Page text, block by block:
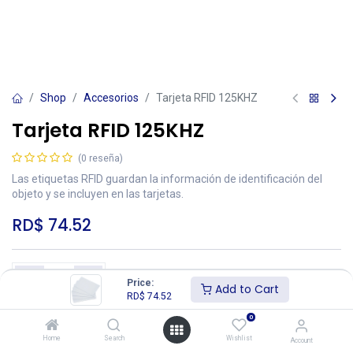
Price:
RD$ 74.52 Add to Cart
Home Search
0
Wishlist Account
Shop Accesorios Tarjeta RFID 125KHZ
Tarjeta RFID 125KHZ
(0 reseña)
Las etiquetas RFID guardan la información de identificación del
objeto y se incluyen en las tarjetas.
RD$ 74.52
Add to Cart Buy Now